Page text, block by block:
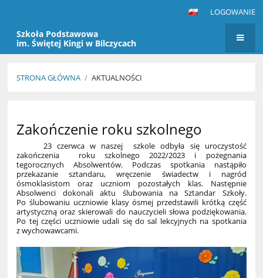
LOGOWANIE
Szkoła Podstawowa
im. Świętej Kingi w Bilczycach
STRONA GŁÓWNA / AKTUALNOŚCI
Zakończenie roku szkolnego
23 czerwca w naszej
szkole odbyła się uroczystość
zakończenia
roku szkolnego 2022/2023 i pożegnania
tegorocznych Absolwentów. Podczas spotkania nastąpiło
przekazanie sztandaru, wręczenie świadectw i nagród
ósmoklasistom oraz uczniom pozostałych klas. Następnie
Absolwenci dokonali aktu ślubowania na Sztandar Szkoły.
Po ślubowaniu uczniowie klasy ósmej przedstawili krótką część
artystyczną oraz skierowali do nauczycieli słowa podziękowania.
Po tej części uczniowie udali się do sal lekcyjnych na spotkania
z wychowawcami.